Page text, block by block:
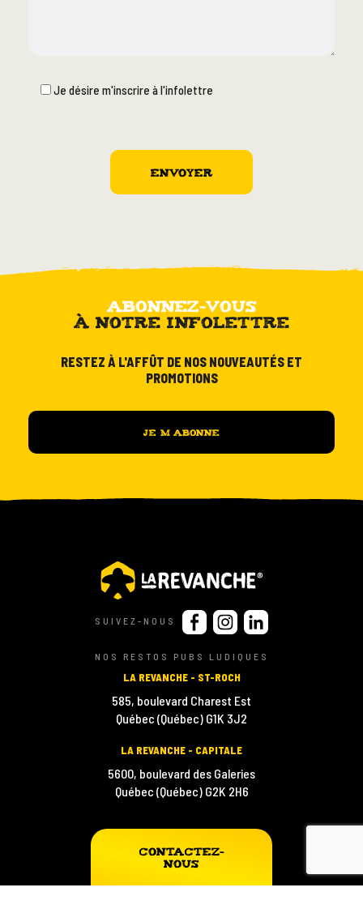
Je désire m'inscrire à l'infolettre
Envoyer
Contactez-
nous
ABONNEZ-VOUS
À NOTRE INFOLETTRE
RESTEZ À L'AFFÛT DE NOS NOUVEAUTÉS ET
PROMOTIONS
SUIVEZ-NOUS
NOS RESTOS PUBS LUDIQUES
LA REVANCHE - ST-ROCH
585, boulevard Charest Est
Québec (Québec) G1K 3J2
LA REVANCHE - CAPITALE
5600, boulevard des Galeries
Québec (Québec) G2K 2H6
© La Revanche | Resto-pub ludique 2026
UNE RÉALISATION